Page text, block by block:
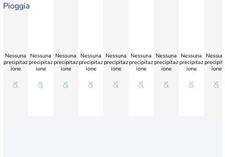
Pioggia
Nessuna
precipitaz
ione
Nessuna
precipitaz
ione
Nessuna
precipitaz
ione
Nessuna
precipitaz
ione
Nessuna
precipitaz
ione
Nessuna
precipitaz
ione
Nessuna
precipitaz
ione
Nessuna
precipitaz
ione
ione